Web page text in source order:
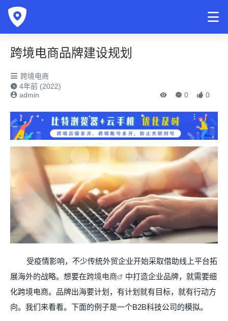
跨境电商品牌建设规划
跨境电商
4年前 (2022)
admin
0 0
受疫情影响，不少传统外贸企业开始采取借助线上平台拓
展海外的战略。想要在跨境电商
中打造企业品牌，就需要细
化跨境电商。品牌出海要计划，有计划就有目标，就有行动方
向。我们来看看。下面的例子是一个B2B科技公司的模拟。